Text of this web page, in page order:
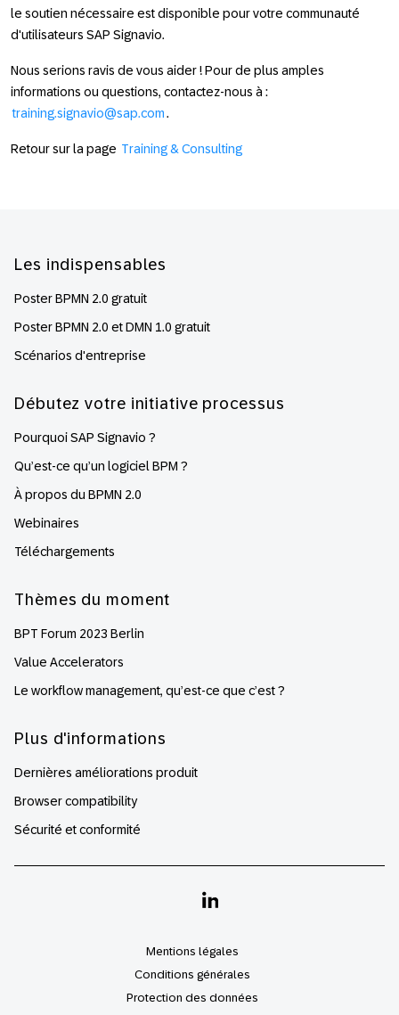
le soutien nécessaire est disponible pour votre communauté
d'utilisateurs SAP Signavio.
Nous serions ravis de vous aider ! Pour de plus amples
informations ou questions, contactez-nous à :
training.signavio@sap.com.
Retour sur la page Training & Consulting
Les indispensables
Poster BPMN 2.0 gratuit
Poster BPMN 2.0 et DMN 1.0 gratuit
Scénarios d'entreprise
Débutez votre initiative processus
Pourquoi SAP Signavio ?
Qu’est-ce qu’un logiciel BPM ?
À propos du BPMN 2.0
Webinaires
Téléchargements
Thèmes du moment
BPT Forum 2023 Berlin
Value Accelerators
Le workflow management, qu’est-ce que c’est ?
Plus d'informations
Dernières améliorations produit
Browser compatibility
Sécurité et conformité
Linkedin
Mentions légales
Conditions générales
Protection des données